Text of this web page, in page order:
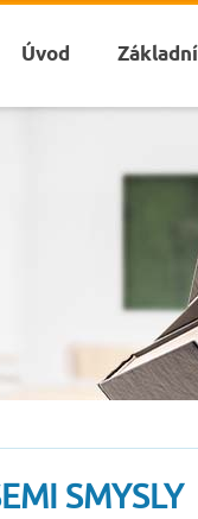
Úvod
SMYSLY